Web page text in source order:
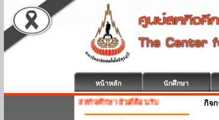
หน้าหลัก นักศึกษา
สหกิจศึกษา ยินดีต้อนรับ กิจ